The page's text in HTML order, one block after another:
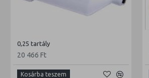
0,25 tartály
20 466 Ft
Kosárba teszem